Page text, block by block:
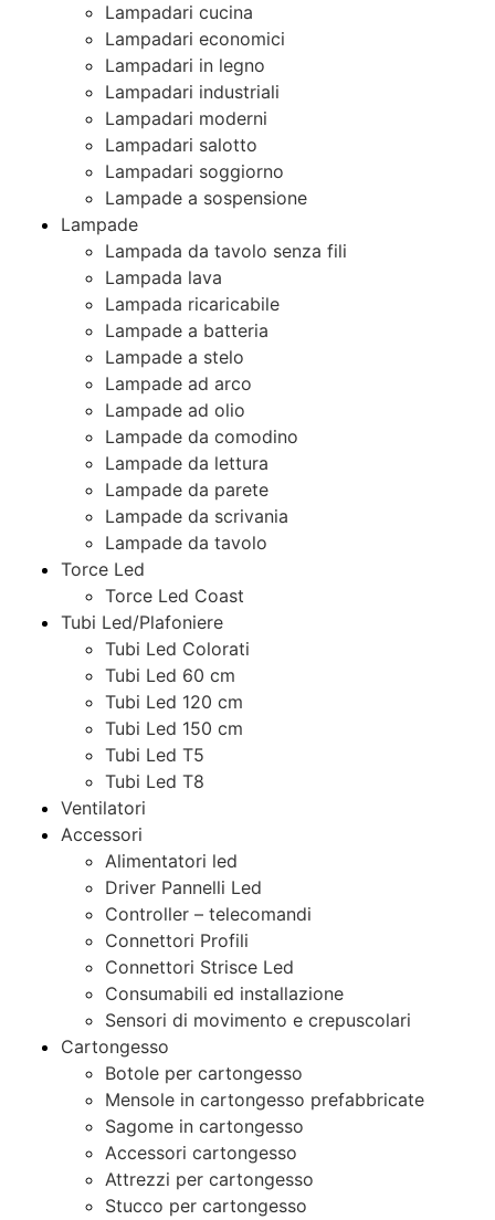
Lampadari cucina
Lampadari economici
Lampadari in legno
Lampadari industriali
Lampadari moderni
Lampadari salotto
Lampadari soggiorno
Lampade a sospensione
Lampade
Lampada da tavolo senza fili
Lampada lava
Lampada ricaricabile
Lampade a batteria
Lampade a stelo
Lampade ad arco
Lampade ad olio
Lampade da comodino
Lampade da lettura
Lampade da parete
Lampade da scrivania
Lampade da tavolo
Torce Led
Torce Led Coast
Tubi Led/Plafoniere
Tubi Led Colorati
Tubi Led 60 cm
Tubi Led 120 cm
Tubi Led 150 cm
Tubi Led T5
Tubi Led T8
Ventilatori
Accessori
Alimentatori led
Driver Pannelli Led
Controller – telecomandi
Connettori Profili
Connettori Strisce Led
Consumabili ed installazione
Sensori di movimento e crepuscolari
Cartongesso
Botole per cartongesso
Mensole in cartongesso prefabbricate
Sagome in cartongesso
Accessori cartongesso
Attrezzi per cartongesso
Stucco per cartongesso